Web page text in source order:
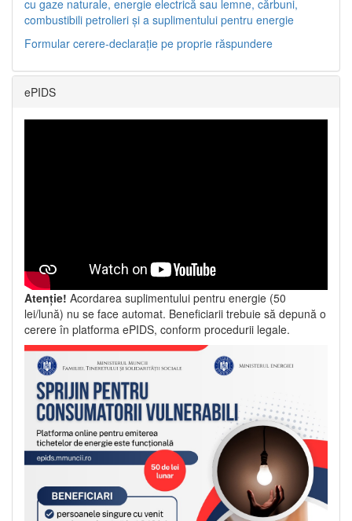
cu gaze naturale, energie electrică sau lemne, cărbuni,
combustibili petrolieri și a suplimentului pentru energie
Formular cerere-declarație pe proprie răspundere
ePIDS
Atenție! Acordarea suplimentului pentru energie (50
lei/lună) nu se face automat. Beneficiarii trebuie să depună o
cerere în platforma ePIDS, conform procedurii legale.